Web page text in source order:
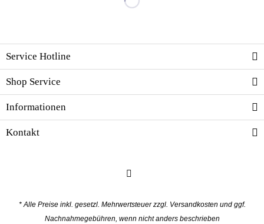
Service Hotline
Shop Service
Informationen
Kontakt
* Alle Preise inkl. gesetzl. Mehrwertsteuer zzgl. Versandkosten und ggf.
Nachnahmegebühren, wenn nicht anders beschrieben